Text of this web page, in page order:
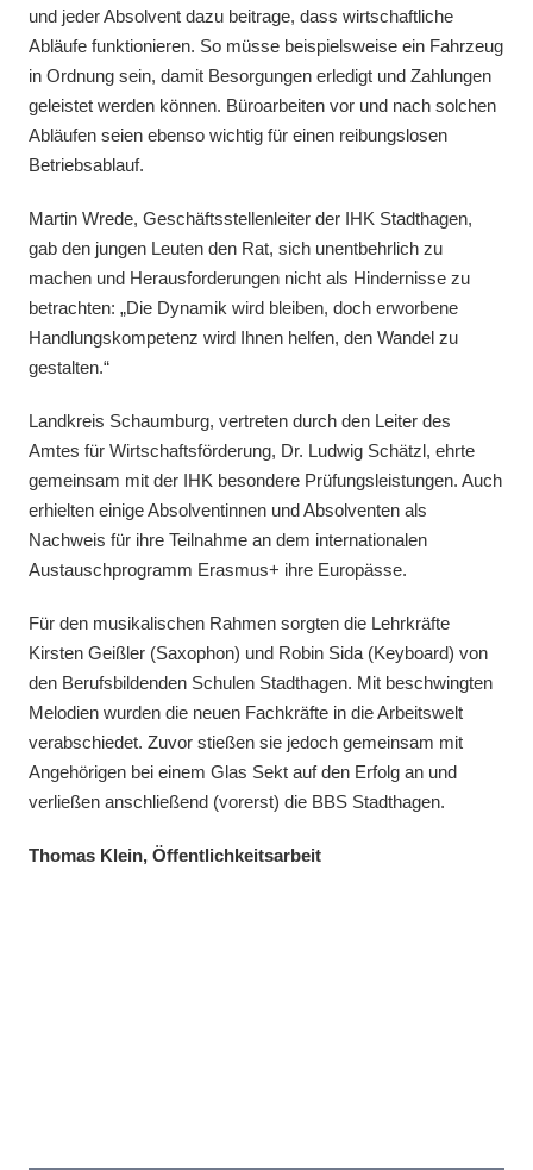
und jeder Absolvent dazu beitrage, dass wirtschaftliche
Abläufe funktionieren. So müsse beispielsweise ein Fahrzeug
in Ordnung sein, damit Besorgungen erledigt und Zahlungen
geleistet werden können. Büroarbeiten vor und nach solchen
Abläufen seien ebenso wichtig für einen reibungslosen
Betriebsablauf.
Martin Wrede, Geschäftsstellenleiter der IHK Stadthagen,
gab den jungen Leuten den Rat, sich unentbehrlich zu
machen und Herausforderungen nicht als Hindernisse zu
betrachten: „Die Dynamik wird bleiben, doch erworbene
Handlungskompetenz wird Ihnen helfen, den Wandel zu
gestalten.“
Landkreis Schaumburg, vertreten durch den Leiter des
Amtes für Wirtschaftsförderung, Dr. Ludwig Schätzl, ehrte
gemeinsam mit der IHK besondere Prüfungsleistungen. Auch
erhielten einige Absolventinnen und Absolventen als
Nachweis für ihre Teilnahme an dem internationalen
Austauschprogramm Erasmus+ ihre Europässe.
Für den musikalischen Rahmen sorgten die Lehrkräfte
Kirsten Geißler (Saxophon) und Robin Sida (Keyboard) von
den Berufsbildenden Schulen Stadthagen. Mit beschwingten
Melodien wurden die neuen Fachkräfte in die Arbeitswelt
verabschiedet. Zuvor stießen sie jedoch gemeinsam mit
Angehörigen bei einem Glas Sekt auf den Erfolg an und
verließen anschließend (vorerst) die BBS Stadthagen.
Thomas Klein, Öffentlichkeitsarbeit